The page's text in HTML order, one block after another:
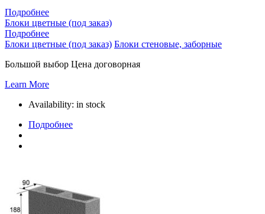
Подробнее
Блоки цветные (под заказ)
Подробнее
Блоки цветные (под заказ) Блоки стеновые, заборные
Большой выбор Цена договорная
Learn More
Availability: in stock
Подробнее